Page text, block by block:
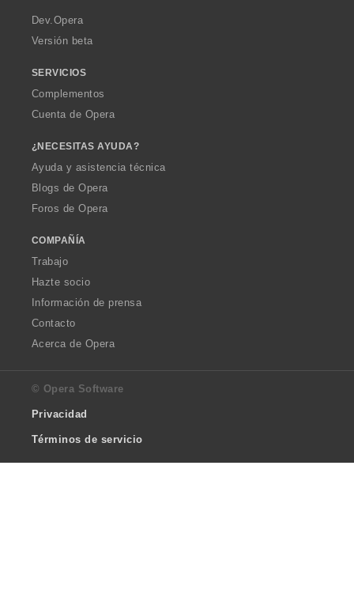
a
Dev.Opera
Versión beta
SERVICIOS
Complementos
Cuenta de Opera
¿NECESITAS AYUDA?
Ayuda y asistencia técnica
Blogs de Opera
Foros de Opera
COMPAÑÍA
Trabajo
Hazte socio
Información de prensa
Contacto
Acerca de Opera
© Opera Software
Privacidad
Términos de servicio